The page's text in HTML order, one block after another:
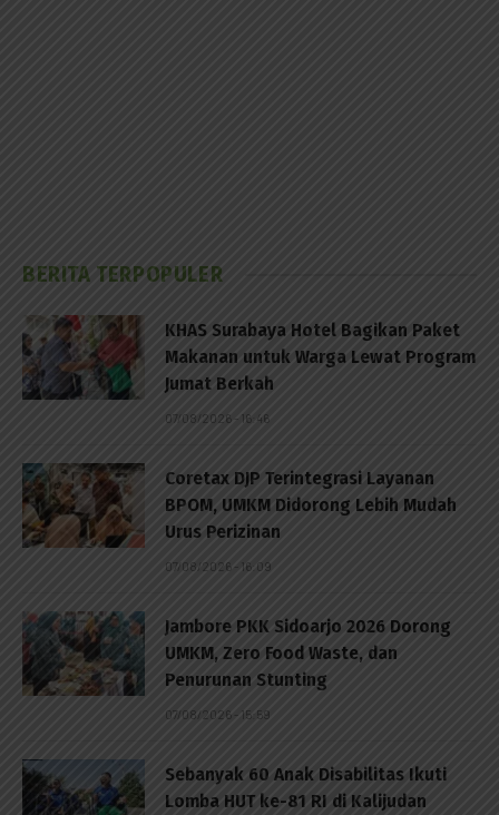
BERITA TERPOPULER
KHAS Surabaya Hotel Bagikan Paket
Makanan untuk Warga Lewat Program
Jumat Berkah
07/08/2026 - 16:46
Coretax DJP Terintegrasi Layanan
BPOM, UMKM Didorong Lebih Mudah
Urus Perizinan
07/08/2026 - 16:09
Jambore PKK Sidoarjo 2026 Dorong
UMKM, Zero Food Waste, dan
Penurunan Stunting
07/08/2026 - 15:59
Sebanyak 60 Anak Disabilitas Ikuti
Lomba HUT ke-81 RI di Kalijudan